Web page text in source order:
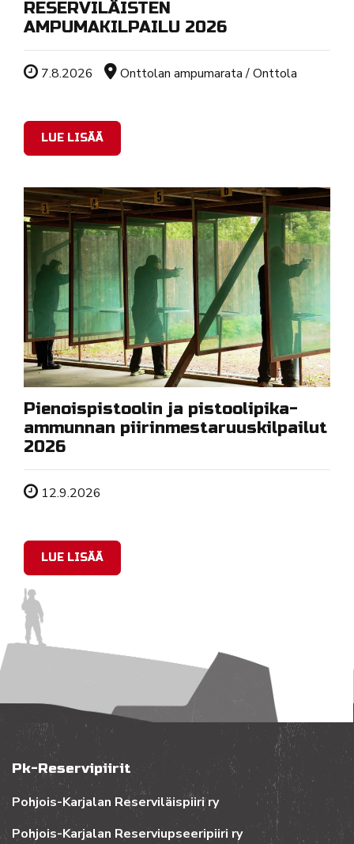
RESERVILÄISTEN
AMPUMAKILPAILU 2026
Tapahtuman ajankohta
7.8.2026 Sijainti
Onttolan ampumarata / Onttola
LUE LISÄÄ
Pienoispistoolin ja pistoolipika-
ammunnan piirinmestaruuskilpailut
2026
Tapahtuman ajankohta
12.9.2026
LUE LISÄÄ
Pk-Reservipiirit
Pohjois-Karjalan Reserviläispiiri ry
Pohjois-Karjalan Reserviupseeripiiri ry